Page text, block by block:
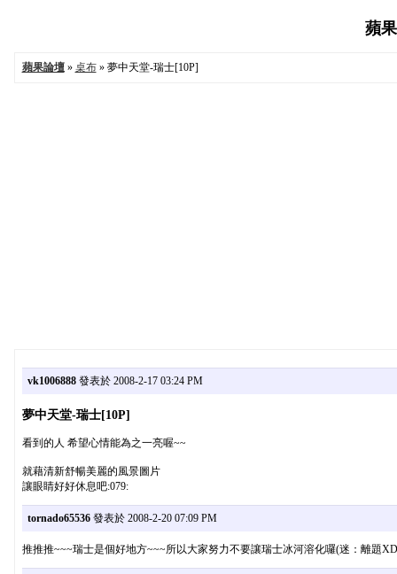
蘋
蘋果論壇» 桌布» 夢中天堂-瑞士[10P]
vk1006888發表於 2008-2-17 03:24 PM
夢中天堂-瑞士[10P]
看到的人 希望心情能為之一亮喔~~
就藉清新舒暢美麗的風景圖片
讓眼睛好好休息吧:079:
tornado65536發表於 2008-2-20 07:09 PM
推推推~~~瑞士是個好地方~~~所以大家努力不要讓瑞士冰河溶化囉(迷：離題